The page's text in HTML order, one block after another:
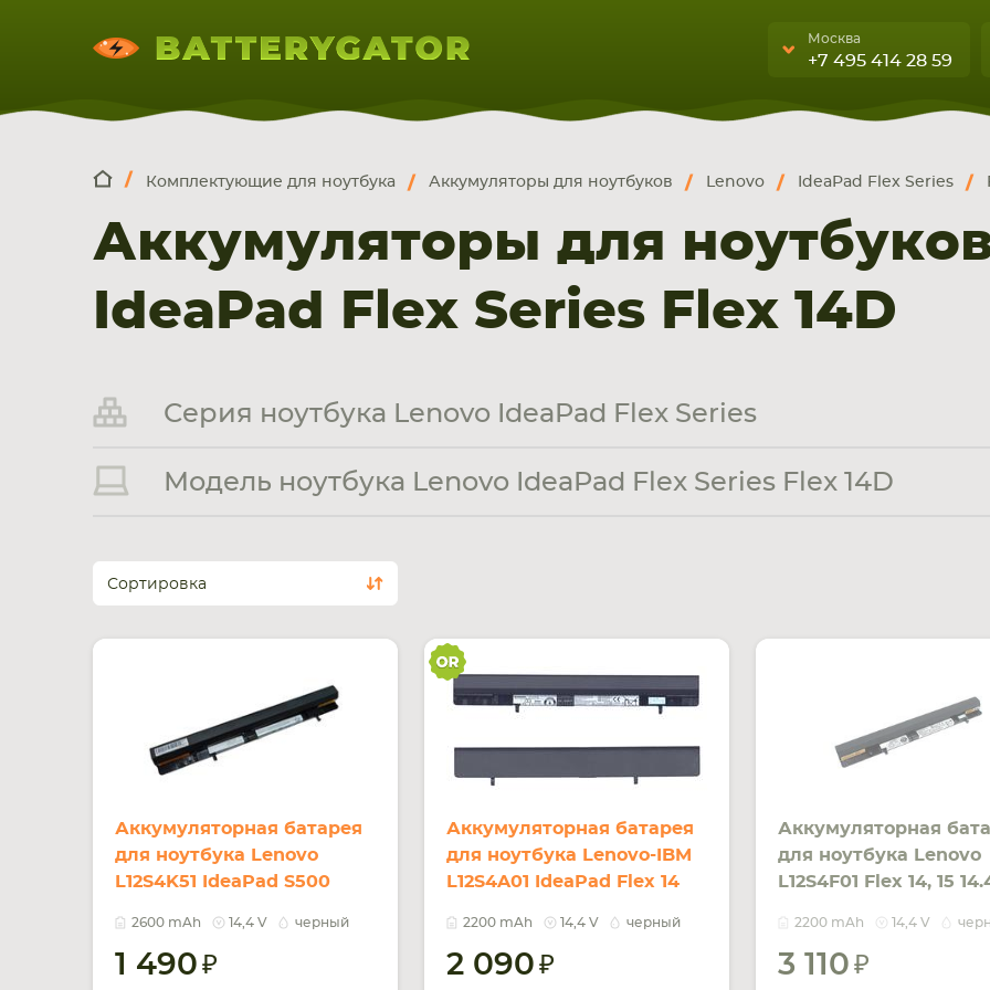
Москва
+7 495 414 28 59
Семеновская)
5 мин. ходьбы от ст.м.
“Семеновская”
+7 495 414 28 59
НОУТБУКА
ПЛАНШЕТА
СМАРТФОНА
Комплектующие для ноутбука Аккумуляторы для ноутбуков Lenovo IdeaPad Flex Series
Аккумуляторы для
IdeaPad Flex Series Flex 14D
Серия ноутбука Lenovo IdeaPad Flex Series
Модель ноутбука Lenovo IdeaPad Flex Series Flex 14D
Сортировка
Аккумуляторная батарея
для ноутбука Lenovo
L12S4K51 IdeaPad S500
2600 mAh 14,4 V черный
1 490
Аккумуляторная батарея
для ноутбука Lenovo-IBM
L12S4A01 IdeaPad Flex 14
2200 mAh 14,4 V черный
2 090
Аккумуляторная
для ноутбука Lenovo
L12S4F01 Flex 14, 15
2200 mAh 14,4 V
3 110